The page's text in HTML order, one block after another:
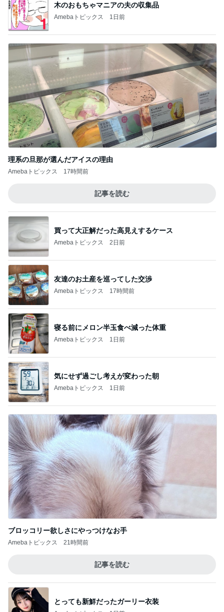
木のおもちゃマニアの夫の収集品
Amebaトピックス 1日前
理系の旦那が選んだアイスの理由
Amebaトピックス 17時間前
記事を読む
買って大正解だった高見えするケース
Amebaトピックス 2日前
友達のお土産を巡ってした交渉
Amebaトピックス 17時間前
寝る前にメロン半玉食べ減った体重
Amebaトピックス 1日前
気にせず過ごし考えが変わった朝
Amebaトピックス 1日前
ブロッコリー欲しさにやっつけなお手
Amebaトピックス 21時間前
記事を読む
とっても新鮮だったガーリー衣装